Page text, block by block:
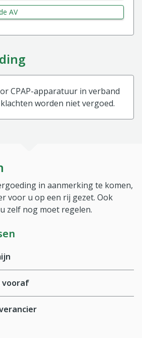
AV
CPAP-apparatuur in verband
worden niet vergoed.
in aanmerking te komen,
voor u op een rij gezet. Ook
zelf nog moet regelen.
vooraf